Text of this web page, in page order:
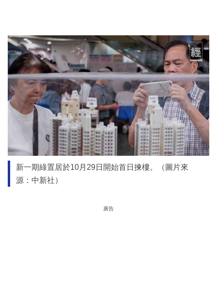
新一期綠置居於10月29日開始首日揀樓。（圖片來
源：中新社）
廣告